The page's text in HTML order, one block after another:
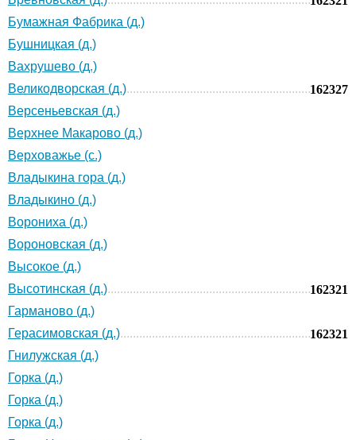
Бумажная Фабрика (д.)
Бушницкая (д.)
Вахрушево (д.)
Великодворская (д.)
162327
Версеньевская (д.)
Верхнее Макарово (д.)
Верховажье (с.)
Владыкина гора (д.)
Владыкино (д.)
Ворониха (д.)
Вороновская (д.)
Высокое (д.)
Высотинская (д.)
162321
Гарманово (д.)
Герасимовская (д.)
162321
Гнилужская (д.)
Горка (д.)
Горка (д.)
Горка (д.)